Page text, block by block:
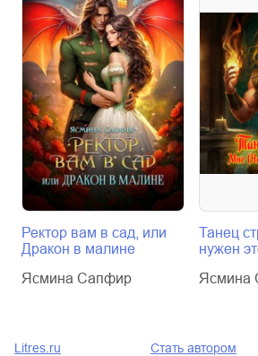
Ректор вам в сад, или
Дракон в малине
Ясмина Сапфир
Танец
нужен
Ясмина
Litres.ru Стать автором